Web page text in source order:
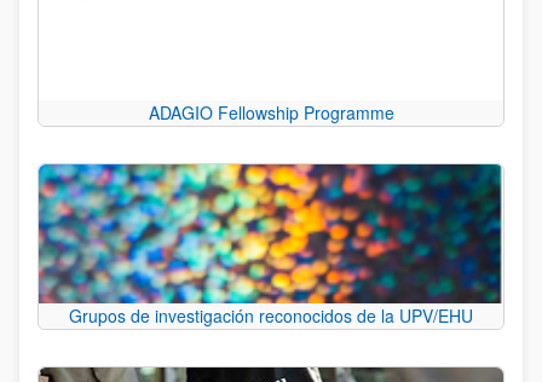
ADAGIO Fellowship Programme
Grupos de investigación reconocidos de la UPV/EHU